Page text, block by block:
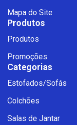
Mapa do Site
Produtos
Produtos
Promoções
Categorias
Estofados/Sofás
Colchões
Salas de Jantar